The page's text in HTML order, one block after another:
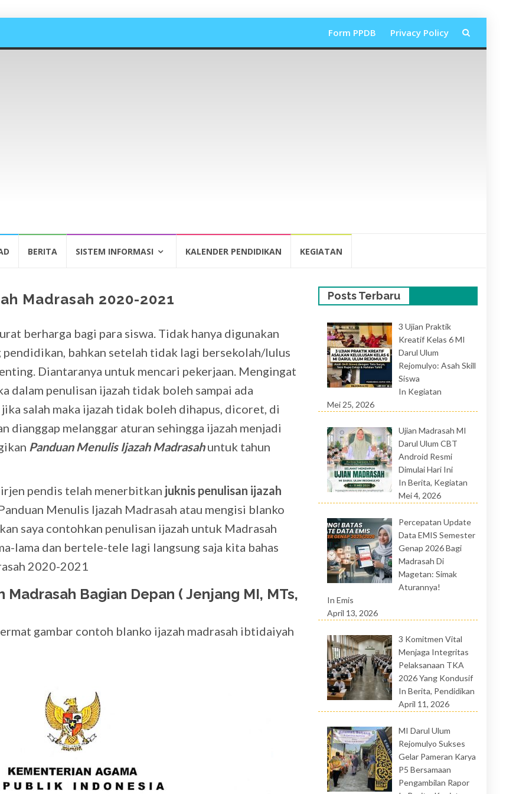
Lompat
Form PPDB Privacy Policy
BERITA SISTEM INFORMASI KALENDER PENDIDIKAN KEGIATAN
Madrasah 2020-2021
berharga bagi para siswa. Tidak hanya digunakan
pendidikan, bahkan setelah tidak lagi bersekolah/lulus
Diantaranya untuk mencari pekerjaan. Mengingat
dalam penulisan ijazah tidak boleh sampai ada
salah maka ijazah tidak boleh dihapus, dicoret, di
dianggap melanggar aturan sehingga ijazah menjadi
Panduan Menulis Ijazah Madrasahuntuk tahun
pendis telah menerbitkan juknis penulisan ijazah
Menulis Ijazah Madrasah atau mengisi blanko
saya contohkan penulisan ijazah untuk Madrasah
lama dan bertele-tele lagi langsung saja kita bahas
2020-2021
Madrasah Bagian Depan ( Jenjang MI, MTs,
gambar contoh blanko ijazah madrasah ibtidaiyah
Posts Terbaru
3 Ujian Praktik
Kreatif Kelas 6 MI
Darul Ulum
Rejomulyo: Asah Skill
Siswa
In Kegiatan
Mei 25, 2026
Ujian Madrasah MI
Darul Ulum CBT
Android Resmi
Dimulai Hari Ini
In Berita, Kegiatan
Mei 4, 2026
Percepatan Update
Data EMIS Semester
Genap 2026 Bagi
Madrasah Di
Magetan: Simak
Aturannya!
In Emis
April 13, 2026
3 Komitmen Vital
Menjaga Integritas
Pelaksanaan TKA
2026 Yang Kondusif
In Berita, Pendidikan
April 11, 2026
MI Darul Ulum
Rejomulyo Sukses
Gelar Pameran Karya
P5 Bersamaan
Pengambilan Rapor